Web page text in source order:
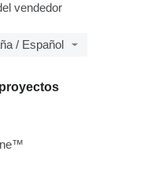
vendedor
/ Español